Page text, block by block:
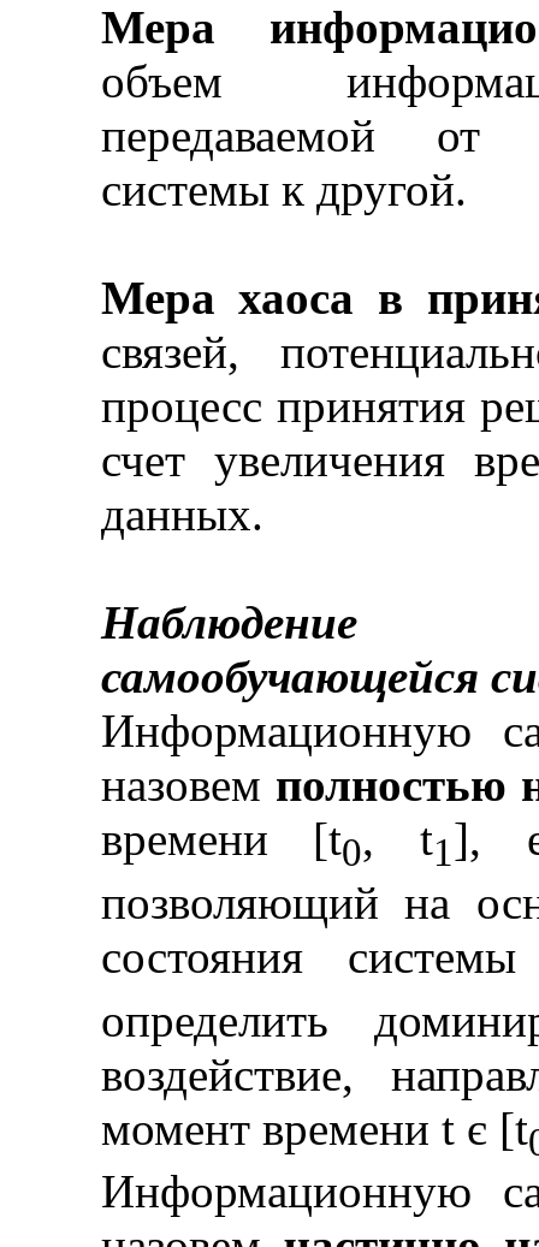
Мера
объем
передаваемой от
системы к другой.
Мера хаоса в
связей,
процесс принятия
счет увеличения
данных.
Наблюдение
самообучающейся
Информационную
назовем полностью
времени [t0, t1],
позволяющий на
состояния
определить
воздействие,
момент времени t є [t
Информационную